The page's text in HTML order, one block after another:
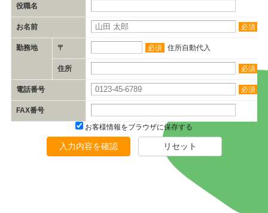
役職名
お名前 必須
勤務地 〒 必須 住所自動代入
住所 必須
電話番号 必須
FAX番号
お客様情報をブラウザに保存する
入力内容を確認 リセット